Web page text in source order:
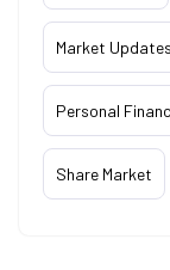
Market Updates
Personal
Share Market